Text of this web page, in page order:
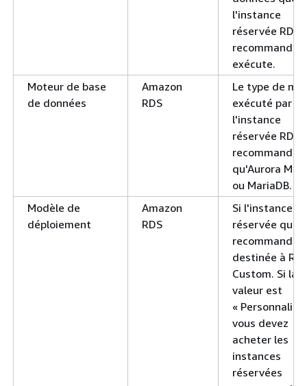
l'instance
réservée RDS
recommandée
exécute.
Moteur de base
de données
Amazon
RDS
Le type de
exécuté par
l'instance
réservée RDS
qu'Aurora
ou MariaDB.
Modèle de
déploiement
Amazon
RDS
Si l'instance
réservée que
destinée à
Custom. Si la
valeur est
«
vous devez
acheter les
instances
réservées